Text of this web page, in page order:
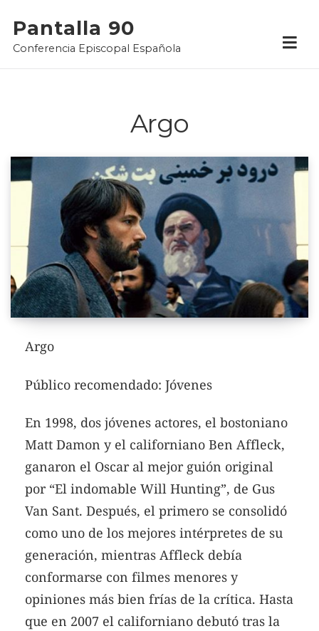
content
Pantalla 90
Conferencia Episcopal Española
Argo
Argo
Público recomendado: Jóvenes
En 1998, dos jóvenes actores, el bostoniano
Matt Damon y el californiano Ben Affleck,
ganaron el Oscar al mejor guión original
por “El indomable Will Hunting”, de Gus
Van Sant. Después, el primero se consolidó
como uno de los mejores intérpretes de su
generación, mientras Affleck debía
conformarse con filmes menores y
opiniones más bien frías de la crítica. Hasta
que en 2007 el californiano debutó tras la